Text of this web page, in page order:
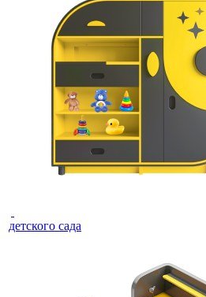
детского сада